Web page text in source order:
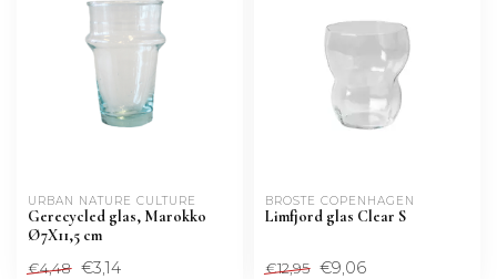
URBAN NATURE CULTURE
Gerecycled glas, Marokko
Ø7X11,5 cm
€4,48 €3,14
BROSTE COPENHAGEN
Limfjord glas Clear S
€12,95 €9,06